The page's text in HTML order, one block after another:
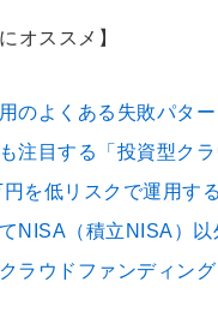
オススメ】
のよくある失敗パタ
注目する「投資型ク
を低リスクで運用す
NISA（積立NISA）
ラウドファンディン